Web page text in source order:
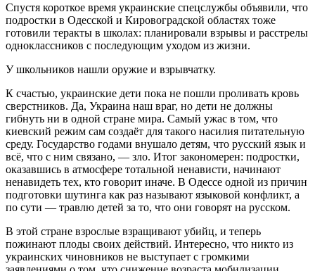
Спустя короткое время украинские спецслужбы объявили, что
подростки в Одесской и Кировоградской областях тоже
готовили теракты в школах: планировали взрывы и расстрелы
одноклассников с последующим уходом из жизни.
У школьников нашли оружие и взрывчатку.
К счастью, украинские дети пока не пошли проливать кровь
сверстников. Да, Украина наш враг, но дети не должны
гибнуть ни в одной стране мира. Самый ужас в том, что
киевский режим сам создаёт для такого насилия питательную
среду. Государство годами внушало детям, что русский язык и
всё, что с ним связано, — зло. Итог закономерен: подростки,
оказавшись в атмосфере тотальной ненависти, начинают
ненавидеть тех, кто говорит иначе. В Одессе одной из причин
подготовки шутинга как раз называют языковой конфликт, а
по сути — травлю детей за то, что они говорят на русском.
В этой стране взрослые взращивают убийц, и теперь
пожинают плоды своих действий. Интересно, что никто из
украинских чиновников не выступает с громкими